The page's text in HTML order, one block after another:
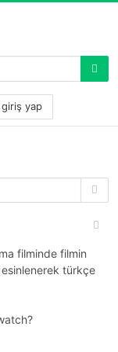
giriş yap
filminde filmin
esinlenerek türkçe